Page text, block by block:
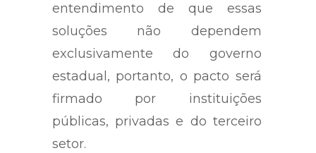
entendimento de que essas
soluções não dependem
exclusivamente do governo
estadual, portanto, o pacto será
firmado por instituições
públicas, privadas e do terceiro
setor.